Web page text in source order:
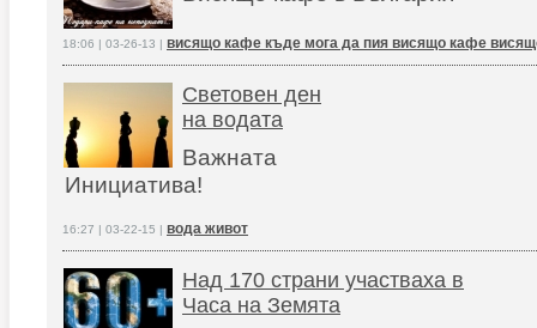
18:06 | 03-26-13 | висящо кафе къде мога да пия висящо кафе
Световен ден
на водата
Важната
Инициатива!
16:27 | 03-22-15 | вода живот
Над 170 страни участваха в
Часа на Земята